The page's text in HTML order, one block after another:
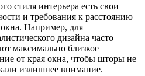
стиля интерьера есть свои
и требования к расстоянию
окна. Например, для
дизайна часто
максимально близкое
от края окна, чтобы шторы не
излишнее внимание.